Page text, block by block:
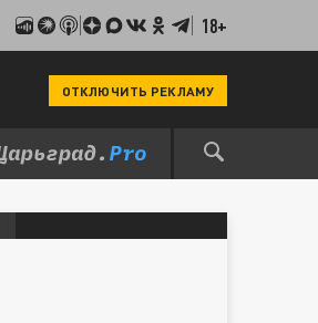
18+
ОТКЛЮЧИТЬ РЕКЛАМУ